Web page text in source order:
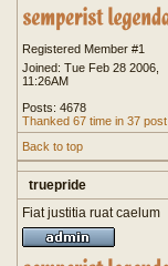
Registered Member #1
Joined: Tue Feb 28 2006,
11:26AM
Posts: 4678
Thanked 67 time in 37 post
Back to top
truepride
Fiat justitia ruat caelum